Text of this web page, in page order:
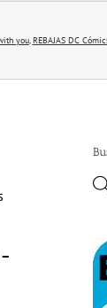
you REBAJAS DC